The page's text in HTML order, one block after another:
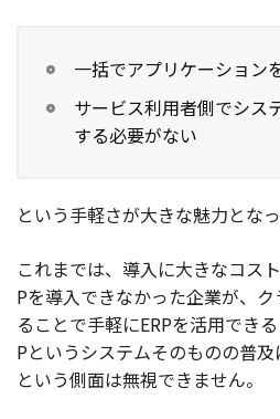
一括でアプリケーション
サービス利用者側でシス
する必要がない
という手軽さが大きな魅力となっ
これまでは、導入に大きなコス
Pを導入できなかった企業が、
ることで手軽にERPを活用でき
Pというシステムそのものの普
という側面は無視できません。